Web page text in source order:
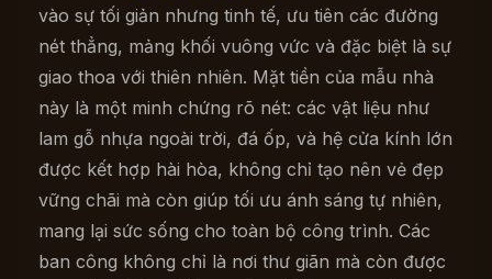
vào sự tối giản nhưng tinh tế, ưu tiên các đường
nét thẳng, mảng khối vuông vức và đặc biệt là sự
giao thoa với thiên nhiên. Mặt tiền của mẫu nhà
này là một minh chứng rõ nét: các vật liệu như
lam gỗ nhựa ngoài trời, đá ốp, và hệ cửa kính lớn
được kết hợp hài hòa, không chỉ tạo nên vẻ đẹp
vững chãi mà còn giúp tối ưu ánh sáng tự nhiên,
mang lại sức sống cho toàn bộ công trình. Các
ban công không chỉ là nơi thư giãn mà còn được